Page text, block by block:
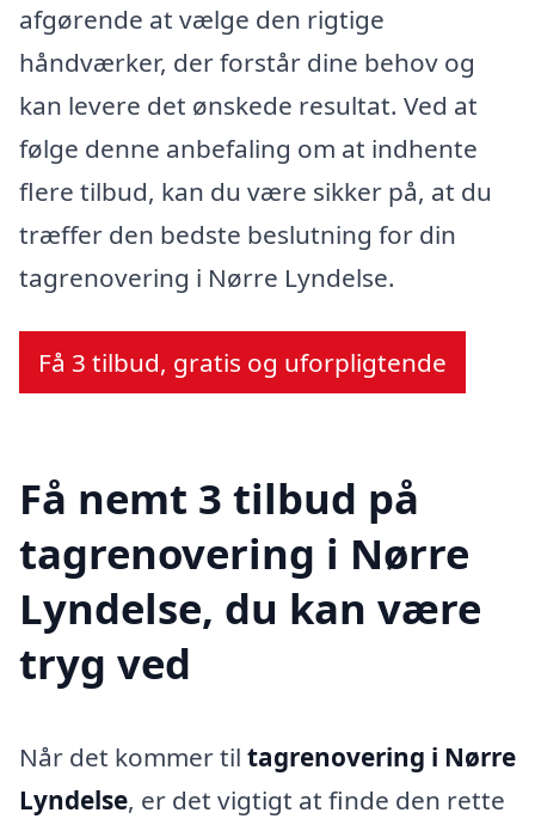
afgørende at vælge den rigtige
håndværker, der forstår dine behov og
kan levere det ønskede resultat. Ved at
følge denne anbefaling om at indhente
flere tilbud, kan du være sikker på, at du
træffer den bedste beslutning for din
tagrenovering i Nørre Lyndelse.
Få 3 tilbud, gratis og uforpligtende
Få nemt 3 tilbud på
tagrenovering i Nørre
Lyndelse, du kan være
tryg ved
Når det kommer til tagrenovering i Nørre
Lyndelse, er det vigtigt at finde den rette